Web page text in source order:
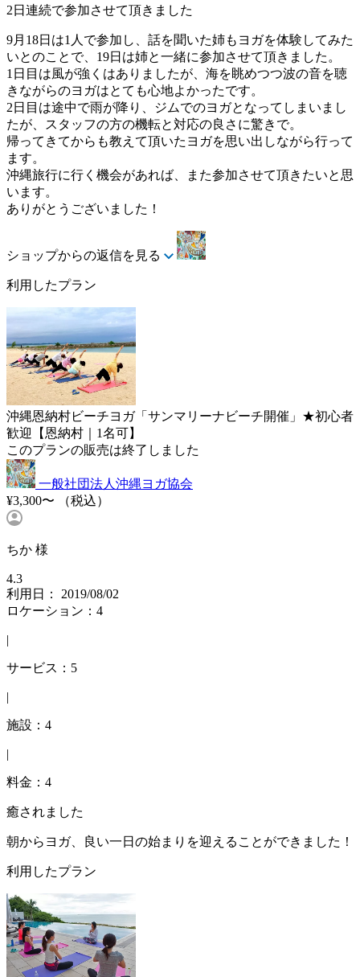
2日連続で参加させて頂きました
9月18日は1人で参加し、話を聞いた姉もヨガを体験してみた
いとのことで、19日は姉と一緒に参加させて頂きました。
1日目は風が強くはありましたが、海を眺めつつ波の音を聴
きながらのヨガはとても心地よかったです。
2日目は途中で雨が降り、ジムでのヨガとなってしまいまし
たが、スタッフの方の機転と対応の良さに驚きで。
帰ってきてからも教えて頂いたヨガを思い出しながら行って
ます。
沖縄旅行に行く機会があれば、また参加させて頂きたいと思
います。
ありがとうございました！
ショップからの返信を見る
利用したプラン
沖縄恩納村ビーチヨガ「サンマリーナビーチ開催」★初心者
歓迎【恩納村｜1名可】
このプランの販売は終了しました
一般社団法人沖縄ヨガ協会
¥3,300〜
（税込）
ちか 様
4.3
利用日： 2019/08/02
ロケーション：4
|
サービス：5
|
施設：4
|
料金：4
癒されました
朝からヨガ、良い一日の始まりを迎えることができました！
利用したプラン